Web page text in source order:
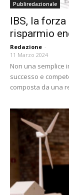
Publiredazionale
IBS, la
risparmio
Redazione -
11 Marzo 2024
Non una semplice
successo e
composta da una